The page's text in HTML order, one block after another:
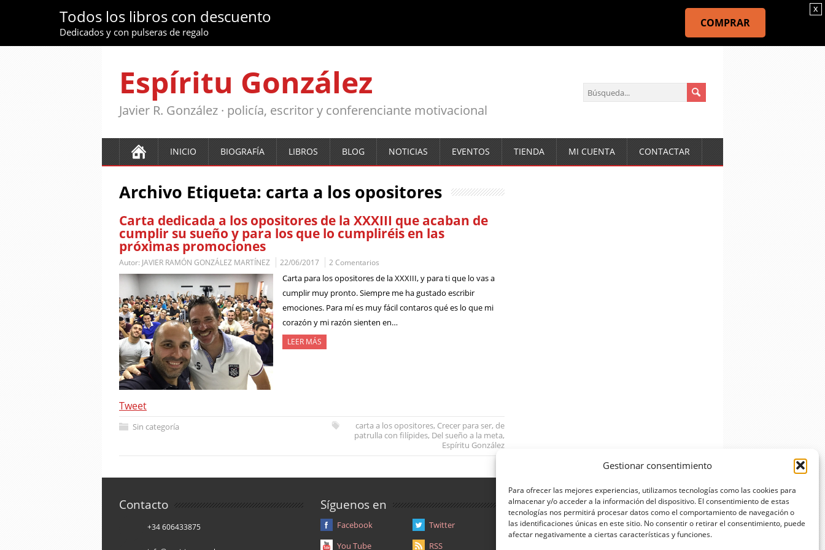
Gestionar consentimiento
Para ofrecer las mejores experiencias, utilizamos tecnologías como las cookies para
almacenar y/o acceder a la información del dispositivo. El consentimiento de estas
tecnologías nos permitirá procesar datos como el comportamiento de navegación o
las identificaciones únicas en este sitio. No consentir o retirar el consentimiento, puede
afectar negativamente a ciertas características y funciones.
Espíritu González
Javier R. González · policía, escritor y conferenciante motivacional
INICIO BIOGRAFÍA LIBROS BLOG NOTICIAS EVENTOS TIENDA MI CUENTA CONTACTAR
Archivo Etiqueta: carta a los opositores
Carta dedicada a los opositores de la XXXIII que acaban de
cumplir su sueño y para los que lo cumpliréis en las
próximas promociones
Autor: JAVIER RAMÓN GONZÁLEZ MARTÍNEZ 22/06/2017 2 Comentarios
Carta para los opositores de la XXXIII, y para ti que lo vas a
cumplir muy pronto. Siempre me ha gustado escribir
emociones. Para mí es muy fácil contaros qué es lo que mi
corazón y mi razón sienten en…
LEER MÁS
Tweet
Sin categoría carta a los opositores, Crecer para ser, de
patrulla con filípides, Del sueño a la meta,
Espíritu González
Contacto
+34 606433875
Síguenos en
Facebook
Twitter
You Tube
RSS
Buscar
Todos los libros con descuento
Dedicados y con pulseras de regalo
COMPRAR
x